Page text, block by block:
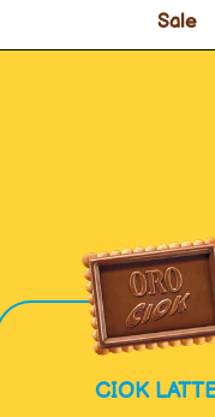
Sale
CIOK